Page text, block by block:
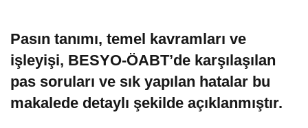
Pasın tanımı, temel kavramları ve
işleyişi, BESYO-ÖABT’de karşılaşılan
pas soruları ve sık yapılan hatalar bu
makalede detaylı şekilde açıklanmıştır.